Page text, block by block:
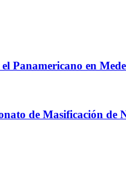
Panamericano en
de Masificación de